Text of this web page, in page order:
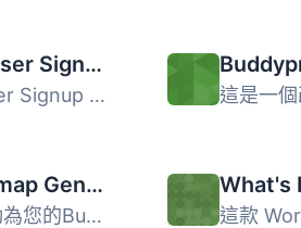
Cosmic BP User Signup Password
Cosmic BP User Signup Password可以讓Buddypress網站擁有者...
BP XML Sitemap Generator for Buddypress by SHIFT1
這個外掛將自動為您的BuddyPress群組和用戶生成XML站點地圖。...